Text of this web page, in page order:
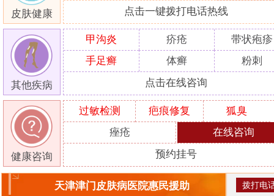
皮肤健康 点击一键拨打电话热线
其他疾病
甲沟炎 疥疮
带状疱疹
手足癣
体癣 粉刺
点击在线咨询
健康咨询
过敏检测 疤痕修复
狐臭
痤疮
在线咨询
预约挂号
天津津门皮肤病医院惠民援助 拨打电